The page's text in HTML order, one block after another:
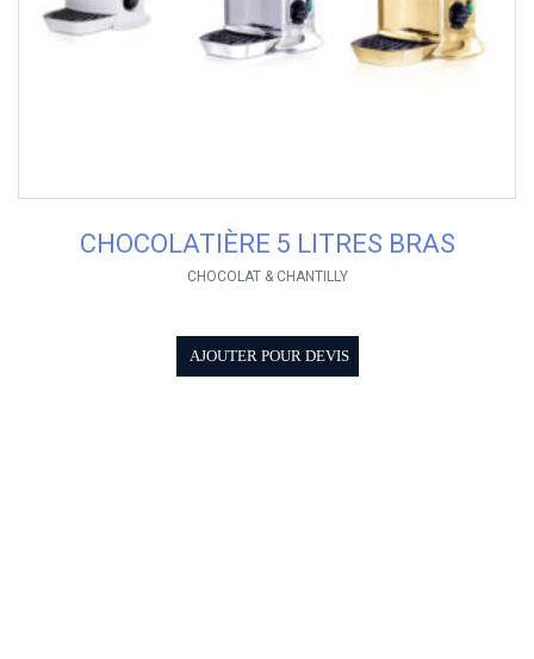
CHOCOLATIÈRE 5 LITRES BRAS
CHOCOLAT & CHANTILLY
AJOUTER POUR DEVIS